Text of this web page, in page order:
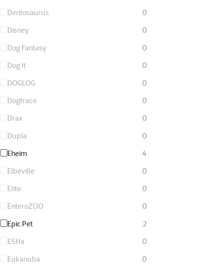
Dentosaurus
0
Disney
0
Dog Fantasy
0
Dog It
0
DOGLOG
0
Dogtrace
0
Drax
0
Dupla
0
Eheim
4
Elbeville
0
Elite
0
EnteroZOO
0
Epic Pet
2
ESHa
0
Eukanuba
0